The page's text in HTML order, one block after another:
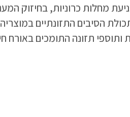
מחלות כרוניות, בחיזוק
הסיבים התזונתיים במוצריהן
תזונה התומכים באורח